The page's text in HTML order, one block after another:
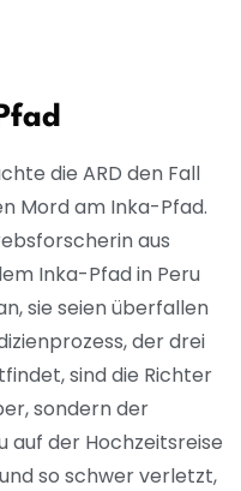
die ARD den Fall
Mord am Inka-Pfad.
aus
Inka-Pfad in Peru
sie seien überfallen
der drei
sind die Richter
sondern der
auf der Hochzeitsreise
so schwer verletzt,